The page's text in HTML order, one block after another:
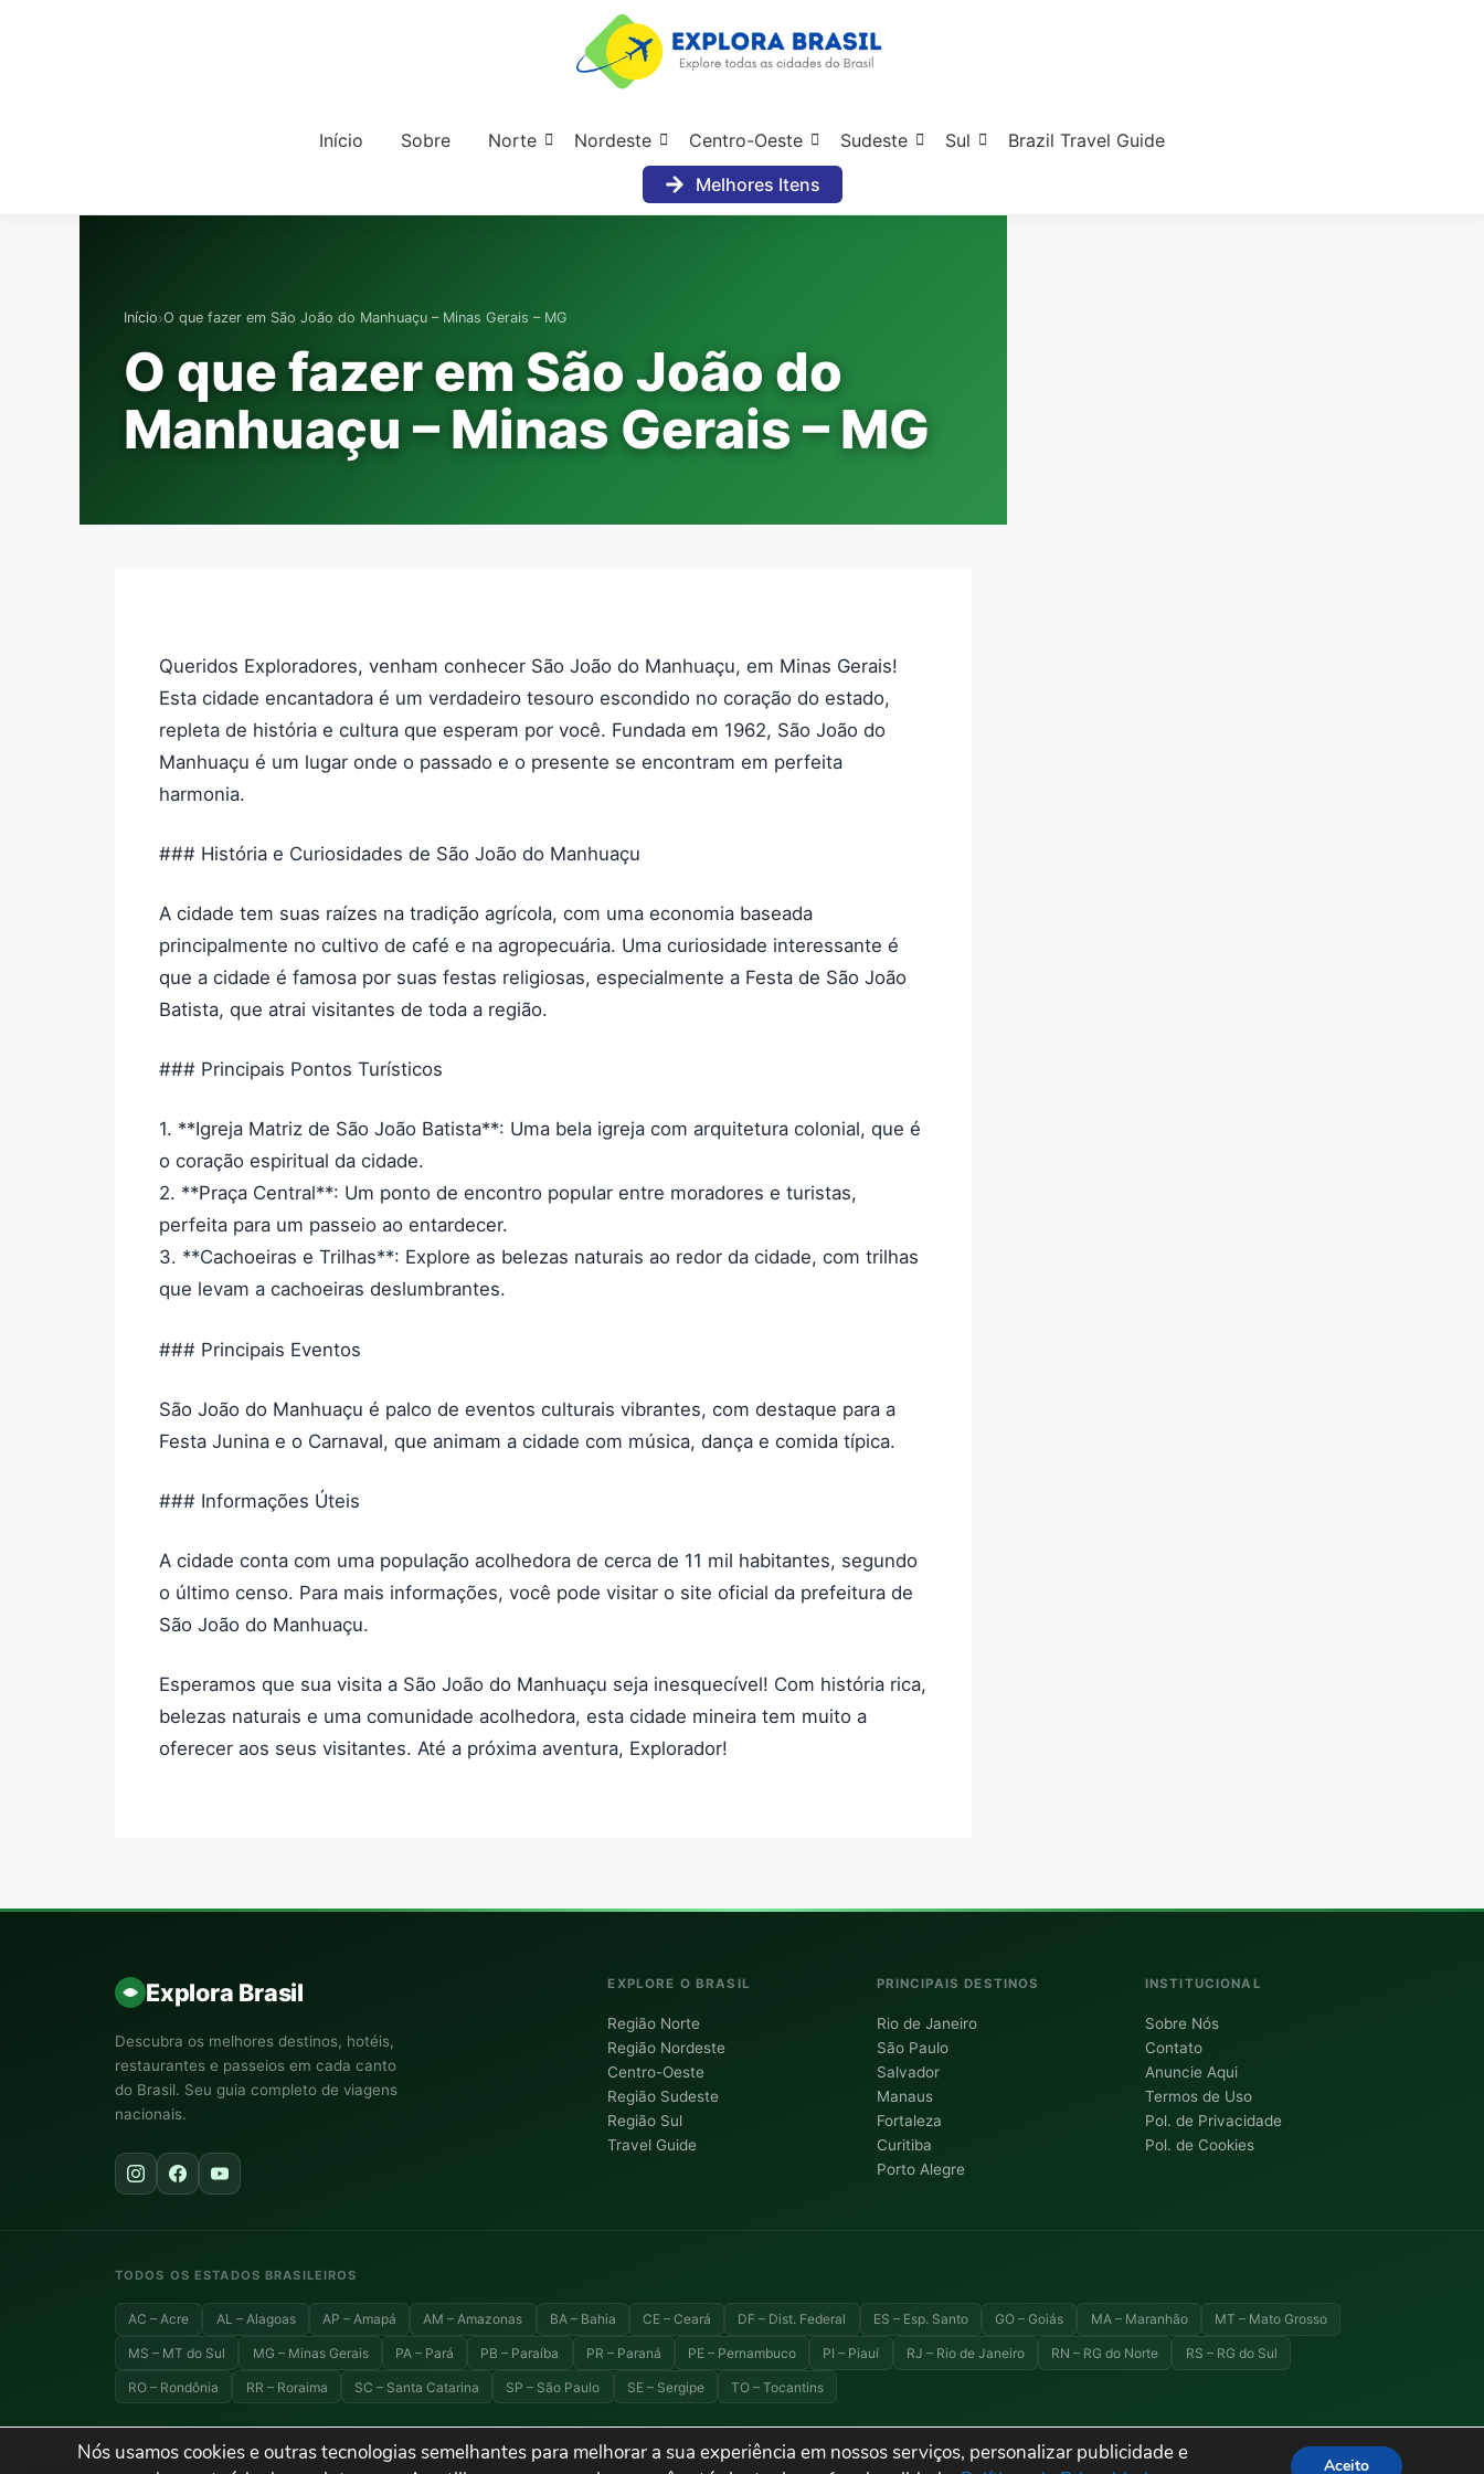
Início Sobre Norte Nordeste Centro-Oeste Sudeste Sul
Brazil Travel Guide
Melhores Itens
Início›O que fazer em São João do Manhuaçu – Minas Gerais – MG
O que fazer em São João do
Manhuaçu – Minas Gerais – MG
Queridos Exploradores, venham conhecer São João do Manhuaçu, em Minas Gerais!
Esta cidade encantadora é um verdadeiro tesouro escondido no coração do estado,
repleta de história e cultura que esperam por você. Fundada em 1962, São João do
Manhuaçu é um lugar onde o passado e o presente se encontram em perfeita
harmonia.
### História e Curiosidades de São João do Manhuaçu
A cidade tem suas raízes na tradição agrícola, com uma economia baseada
principalmente no cultivo de café e na agropecuária. Uma curiosidade interessante é
que a cidade é famosa por suas festas religiosas, especialmente a Festa de São João
Batista, que atrai visitantes de toda a região.
### Principais Pontos Turísticos
1. **Igreja Matriz de São João Batista**: Uma bela igreja com arquitetura colonial, que é
o coração espiritual da cidade.
2. **Praça Central**: Um ponto de encontro popular entre moradores e turistas,
perfeita para um passeio ao entardecer.
3. **Cachoeiras e Trilhas**: Explore as belezas naturais ao redor da cidade, com trilhas
que levam a cachoeiras deslumbrantes.
### Principais Eventos
São João do Manhuaçu é palco de eventos culturais vibrantes, com destaque para a
Festa Junina e o Carnaval, que animam a cidade com música, dança e comida típica.
### Informações Úteis
A cidade conta com uma população acolhedora de cerca de 11 mil habitantes, segundo
o último censo. Para mais informações, você pode visitar o site oficial da prefeitura de
São João do Manhuaçu.
Esperamos que sua visita a São João do Manhuaçu seja inesquecível! Com história rica,
belezas naturais e uma comunidade acolhedora, esta cidade mineira tem muito a
oferecer aos seus visitantes. Até a próxima aventura, Explorador!
Nós usamos cookies e outras tecnologias semelhantes para melhorar a sua experiência em nossos serviços, personalizar publicidade e
Aceito
Explora Brasil
Descubra os melhores destinos, hotéis,
restaurantes e passeios em cada canto
do Brasil. Seu guia completo de viagens
nacionais.
EXPLORE O BRASIL
Região Norte
Região Nordeste
Centro-Oeste
Região Sudeste
Região Sul
Travel Guide
PRINCIPAIS DESTINOS
Rio de Janeiro
São Paulo
Salvador
Manaus
Fortaleza
Curitiba
Porto Alegre
INSTITUCIONAL
Sobre Nós
Contato
Anuncie Aqui
Termos de Uso
Pol. de Privacidade
Pol. de Cookies
TODOS OS ESTADOS BRASILEIROS
AC – Acre AL – Alagoas AP – Amapá AM – Amazonas BA – Bahia CE – Ceará DF – Dist. Federal ES – Esp. Santo GO – Goiás MA – Maranhão MT – Mato Grosso
MS – MT do Sul MG – Minas Gerais PA – Pará PB – Paraíba PR – Paraná PE – Pernambuco PI – Piauí RJ – Rio de Janeiro RN – RG do Norte RS – RG do Sul
RO – Rondônia RR – Roraima SC – Santa Catarina SP – São Paulo SE – Sergipe TO – Tocantins